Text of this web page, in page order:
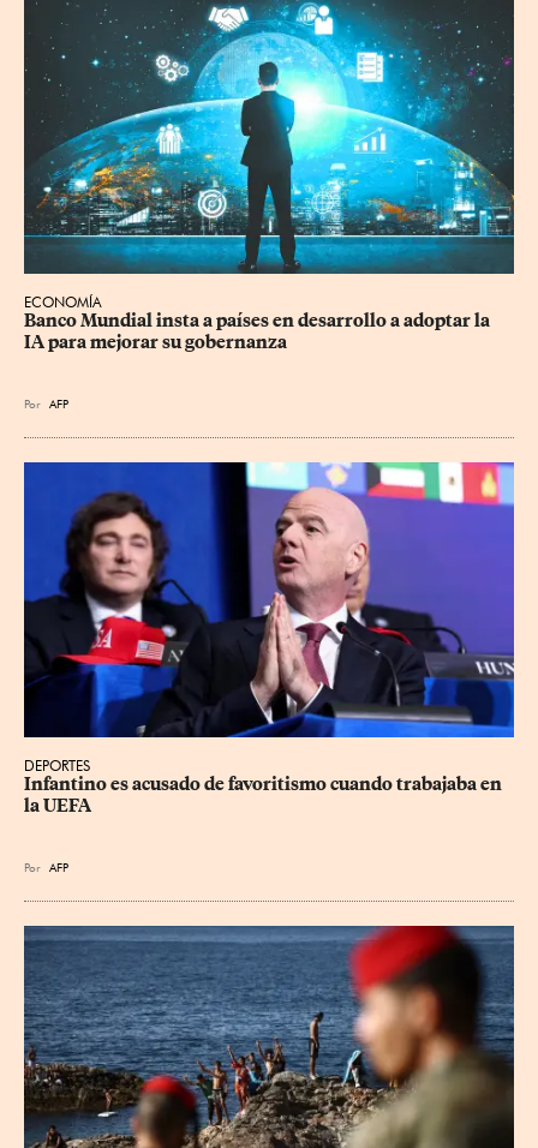
ECONOMÍA
Banco Mundial insta a países en desarrollo a adoptar la
IA para mejorar su gobernanza
Por AFP
DEPORTES
Infantino es acusado de favoritismo cuando trabajaba en
la UEFA
Por AFP